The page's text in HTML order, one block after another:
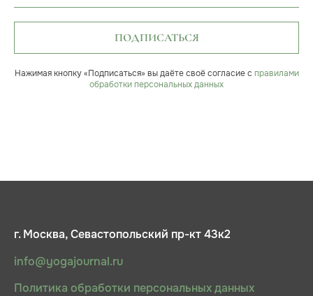
ПОДПИСАТЬСЯ
Нажимая кнопку «Подписаться» вы даёте своё согласие с правилами
обработки персональных данных
г. Москва, Севастопольский пр-кт 43к2
info@yogajournal.ru
Политика обработки персональных данных